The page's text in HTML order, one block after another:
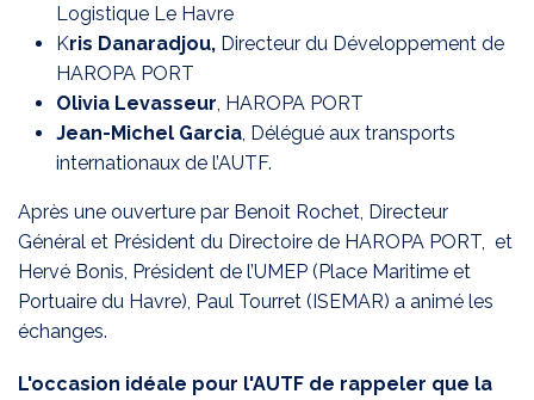
Logistique Le Havre
Kris Danaradjou, Directeur du Développement de
HAROPA PORT
Olivia Levasseur , HAROPA PORT
Jean-Michel Garcia , Délégué aux transports
internationaux de l’AUTF.
Après une ouverture par Benoit Rochet, Directeur
Général et Président du Directoire de HAROPA PORT, et
Hervé Bonis, Président de l’UMEP (Place Maritime et
Portuaire du Havre), Paul Tourret (ISEMAR) a animé les
échanges.
L'occasion idéale pour l'AUTF de rappeler que la